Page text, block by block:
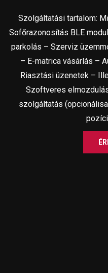
Szolgáltatási tartalom:
Sofőrazonosítás BLE
parkolás – Szerviz
– E-matrica vásárlás –
Riasztási üzenetek –
Szoftveres
szolgáltatás